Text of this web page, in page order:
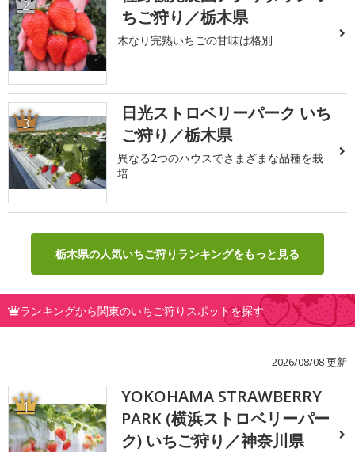
2
ちご狩り／栃木県
木なり完熟いちごの甘味は格別
3
日光ストロベリーパーク いち
ご狩り／栃木県
異なる2つのハウスでさまざまな品種を栽
培
栃木県の人気いちご狩りランキングをもっと見る
ランキングから関東のいちご狩りスポットを探す
2026/08/08 更新
1
YOKOHAMA STRAWBERRY
PARK (横浜ストロベリーパー
ク) いちご狩り／神奈川県